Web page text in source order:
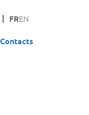
FREN
Contacts